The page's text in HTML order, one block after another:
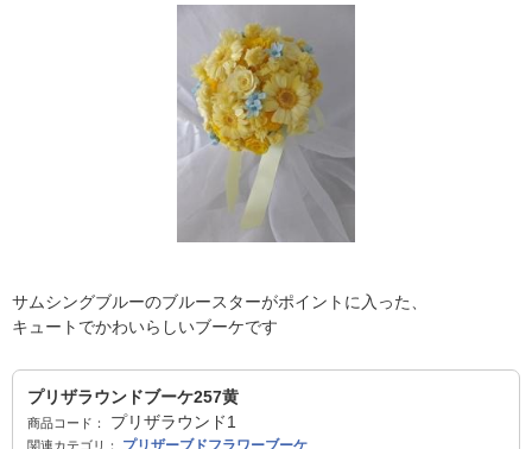
サムシングブルーのブルースターがポイントに入った、
キュートでかわいらしいブーケです
プリザラウンドブーケ257黄
商品コード： プリザラウンド1
関連カテゴリ：
プリザーブドフラワーブーケ